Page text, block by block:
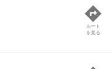
ルート
を見る